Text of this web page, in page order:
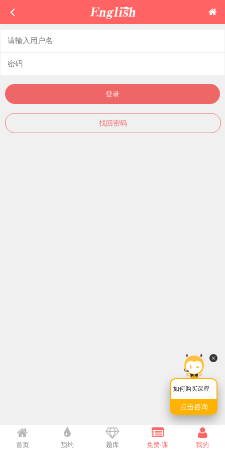
登录
找回密码
如何购买课程
点击咨询
首页 预约 题库 免费·课 我的